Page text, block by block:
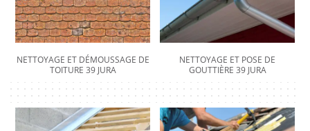
NETTOYAGE ET DÉMOUSSAGE DE
TOITURE 39 JURA
NETTOYAGE ET POSE DE
GOUTTIÈRE 39 JURA